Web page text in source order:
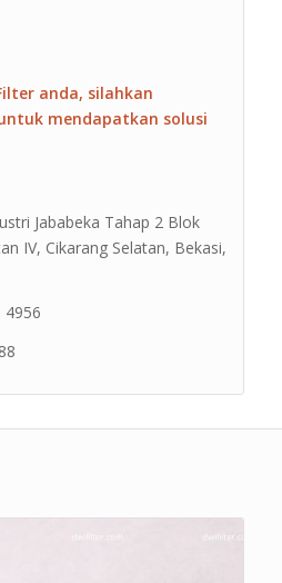
anda, silahkan
mendapatkan solusi
Jababeka Tahap 2 Blok
IV, Cikarang Selatan, Bekasi,
4956